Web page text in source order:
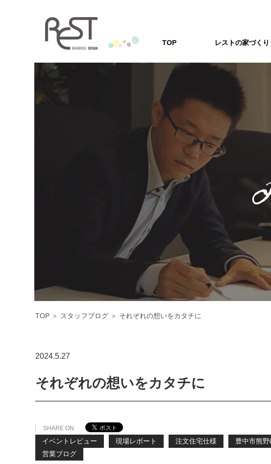
TOP レストの家づくり
レストの家づくり
「安心の耐震・制振構造」を標準
家づくりQ&A
家を建てる方の疑問・ご質問などを
Q&A形式にしてまとめました
TOP ＞ スタッフブログ ＞ それぞれの想いをカタチに
2024.5.27
それぞれの想いをカタチに
SHARE ON
イベントレビュー 現場レポート 注文住宅仕様
豊中市熊
営業ブログ